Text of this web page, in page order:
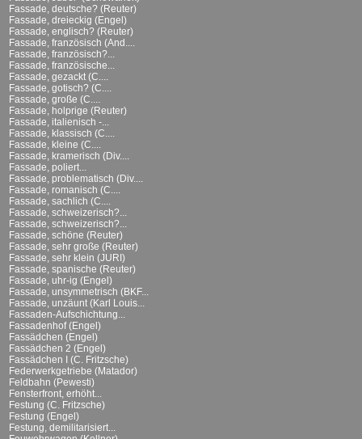
Fassade, deutsche? (Reuter)
Fassade, dreieckig (Engel)
Fassade, englisch? (Reuter)
Fassade, französisch (And....
Fassade, französisch?...
Fassade, französische...
Fassade, gezackt (C....
Fassade, gotisch? (C....
Fassade, große (C....
Fassade, holprige (Reuter)
Fassade, italienisch -...
Fassade, klassisch (C....
Fassade, kleine (C....
Fassade, kramerisch (Div....
Fassade, poliert...
Fassade, problematisch (Div....
Fassade, romanisch (C....
Fassade, sachlich (C....
Fassade, schweizerisch?...
Fassade, schweizerisch?...
Fassade, schöne (Reuter)
Fassade, sehr große (Reuter)
Fassade, sehr klein (JURI)
Fassade, spanische (Reuter)
Fassade, uhr-ig (Engel)
Fassade, unsymmetrisch (BKF...
Fassade, unzäunt (Karl Louis...
Fassaden-Aufschichtung...
Fassadenhof (Engel)
Fassädchen (Engel)
Fassädchen 2 (Engel)
Fassädchen I (C. Fritzsche)
Federwerkgetriebe (Matador)
Feldbahn (Pewesti)
Fensterfront, erhöht...
Festung (C. Fritzsche)
Festung (Engel)
Festung, demilitarisiert...